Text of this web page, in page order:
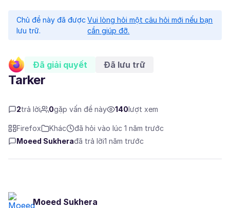
Chủ đề này đã được
lưu trữ.
Vui lòng hỏi một câu hỏi mới nếu bạn
cần giúp đỡ.
Đã giải quyết Đã lưu trữ
Tarker
2trả lời 0gặp vấn đề này 140lượt xem
Firefox Khác
đã hỏi vào lúc 1 năm trước
Moeed Sukherađã trả lời1 năm trước
Moeed Sukhera